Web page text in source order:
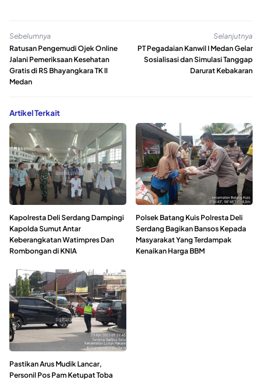
Sebelumnya
Ratusan Pengemudi Ojek Online
Jalani Pemeriksaan Kesehatan
Gratis di RS Bhayangkara TK II
Medan
Selanjutnya
PT Pegadaian Kanwil I Medan Gelar
Sosialisasi dan Simulasi Tanggap
Darurat Kebakaran
Artikel Terkait
Kapolresta Deli Serdang Dampingi
Kapolda Sumut Antar
Keberangkatan Watimpres Dan
Rombongan di KNIA
Polsek Batang Kuis Polresta Deli
Serdang Bagikan Bansos Kepada
Masyarakat Yang Terdampak
Kenaikan Harga BBM
Pastikan Arus Mudik Lancar,
Personil Pos Pam Ketupat Toba